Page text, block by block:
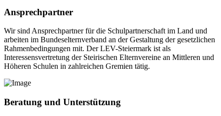
Ansprechpartner
Wir sind Ansprechpartner für die Schulpartnerschaft im Land und
arbeiten im Bundeselternverband an der Gestaltung der gesetzlichen
Rahmenbedingungen mit. Der LEV-Steiermark ist als
Interessensvertretung der Steirischen Elternvereine an Mittleren und
Höheren Schulen in zahlreichen Gremien tätig.
Beratung und Unterstützung